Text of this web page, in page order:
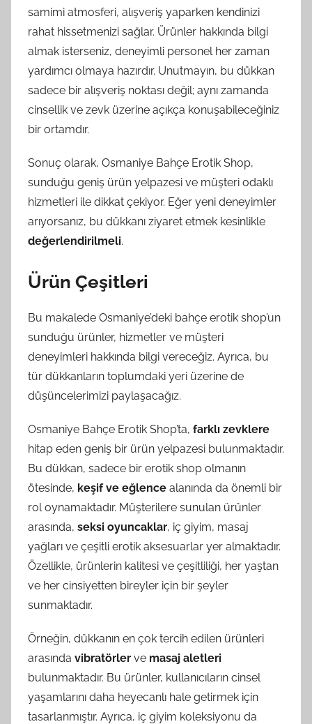
samimi atmosferi, alışveriş yaparken kendinizi
rahat hissetmenizi sağlar. Ürünler hakkında bilgi
almak isterseniz, deneyimli personel her zaman
yardımcı olmaya hazırdır. Unutmayın, bu dükkan
sadece bir alışveriş noktası değil; aynı zamanda
cinsellik ve zevk üzerine açıkça konuşabileceğiniz
bir ortamdır.
Sonuç olarak, Osmaniye Bahçe Erotik Shop,
sunduğu geniş ürün yelpazesi ve müşteri odaklı
hizmetleri ile dikkat çekiyor. Eğer yeni deneyimler
arıyorsanız, bu dükkanı ziyaret etmek kesinlikle
değerlendirilmeli.
Ürün Çeşitleri
Bu makalede Osmaniye’deki bahçe erotik shop’un
sunduğu ürünler, hizmetler ve müşteri
deneyimleri hakkında bilgi vereceğiz. Ayrıca, bu
tür dükkanların toplumdaki yeri üzerine de
düşüncelerimizi paylaşacağız.
Osmaniye Bahçe Erotik Shop’ta, farklı zevklere
hitap eden geniş bir ürün yelpazesi bulunmaktadır.
Bu dükkan, sadece bir erotik shop olmanın
ötesinde, keşif ve eğlence alanında da önemli bir
rol oynamaktadır. Müşterilere sunulan ürünler
arasında, seksi oyuncaklar, iç giyim, masaj
yağları ve çeşitli erotik aksesuarlar yer almaktadır.
Özellikle, ürünlerin kalitesi ve çeşitliliği, her yaştan
ve her cinsiyetten bireyler için bir şeyler
sunmaktadır.
Örneğin, dükkanın en çok tercih edilen ürünleri
arasında vibratörler ve masaj aletleri
bulunmaktadır. Bu ürünler, kullanıcıların cinsel
yaşamlarını daha heyecanlı hale getirmek için
tasarlanmıştır. Ayrıca, iç giyim koleksiyonu da